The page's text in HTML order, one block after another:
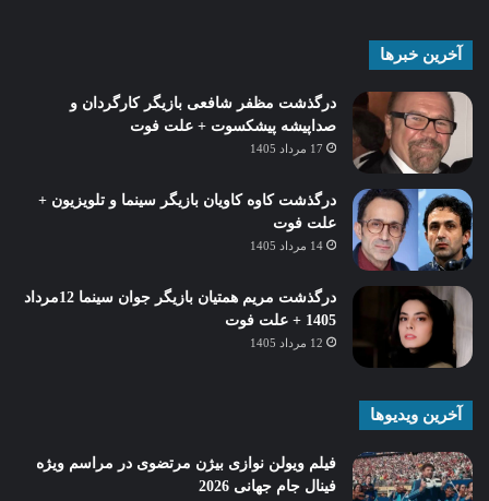
آخرین خبرها
درگذشت مظفر شافعی بازیگر کارگردان و
صداپیشه پیشکسوت + علت فوت
17 مرداد 1405
درگذشت کاوه کاویان بازیگر سینما و تلویزیون +
علت فوت
14 مرداد 1405
درگذشت مریم همتیان بازیگر جوان سینما 12مرداد
1405 + علت فوت
12 مرداد 1405
آخرین ویدیوها
فیلم ویولن نوازی بیژن مرتضوی در مراسم ویژه
فینال جام جهانی 2026